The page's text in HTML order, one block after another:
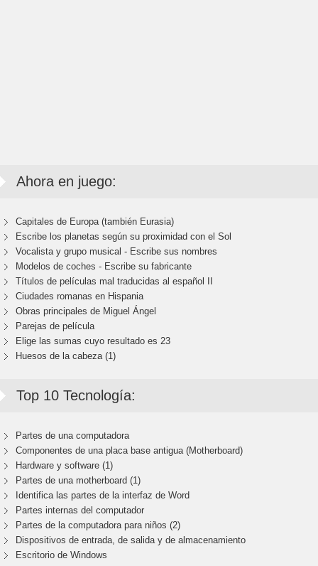
Ahora en juego:
Capitales de Europa (también Eurasia)
Escribe los planetas según su proximidad con el Sol
Vocalista y grupo musical - Escribe sus nombres
Modelos de coches - Escribe su fabricante
Títulos de películas mal traducidas al español II
Ciudades romanas en Hispania
Obras principales de Miguel Ángel
Parejas de película
Elige las sumas cuyo resultado es 23
Huesos de la cabeza (1)
Top 10 Tecnología:
Partes de una computadora
Componentes de una placa base antigua (Motherboard)
Hardware y software (1)
Partes de una motherboard (1)
Identifica las partes de la interfaz de Word
Partes internas del computador
Partes de la computadora para niños (2)
Dispositivos de entrada, de salida y de almacenamiento
Escritorio de Windows